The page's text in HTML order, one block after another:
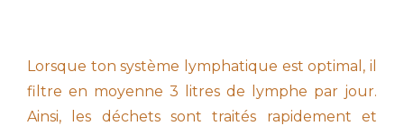
Lorsque ton système lymphatique est optimal, il
filtre en moyenne 3 litres de lymphe par jour.
Ainsi, les déchets sont traités rapidement et